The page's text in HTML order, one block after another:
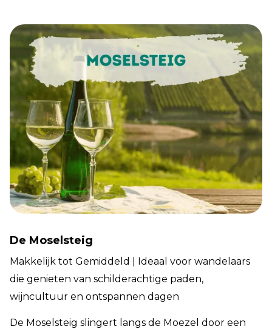
De Moselsteig
Makkelijk tot Gemiddeld | Ideaal voor wandelaars
die genieten van schilderachtige paden,
wijncultuur en ontspannen dagen
De Moselsteig slingert langs de Moezel door een